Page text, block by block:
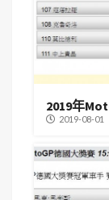
2019年
2019-08-01